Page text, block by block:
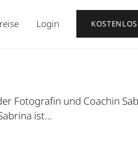
Login
Fotografin und Coachin
ist…